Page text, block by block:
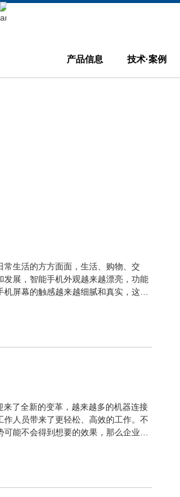
Group Search
产品信息 技术·案例
生活的方方面面，生活、购物、交
展，智能手机外观越来越漂亮，功能
屏幕的触感越来越细腻和真实，这是
了全新的变革，越来越多的机器连接
作人员带来了更轻松、高效的工作。不
能不会得到想要的效果，那么企业如